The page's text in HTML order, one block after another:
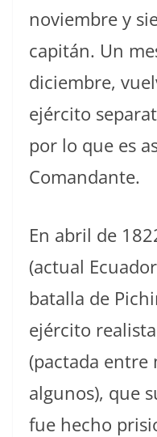
noviembre y
capitán. Un
diciembre,
ejército
por lo que es
Comandante.
En abril de
(actual
batalla de
ejército
(pactada entre
algunos), que
fue hecho